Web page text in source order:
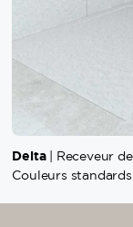
Delta| Receveur
Couleurs standards